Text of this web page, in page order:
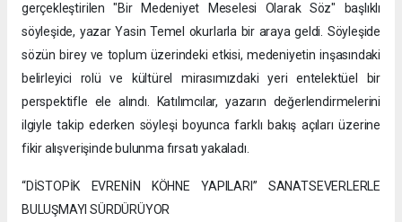
gerçekleştirilen "Bir Medeniyet Meselesi Olarak Söz" başlıklı
söyleşide, yazar Yasin Temel okurlarla bir araya geldi. Söyleşide
sözün birey ve toplum üzerindeki etkisi, medeniyetin inşasındaki
belirleyici rolü ve kültürel mirasımızdaki yeri entelektüel bir
perspektifle ele alındı. Katılımcılar, yazarın değerlendirmelerini
ilgiyle takip ederken söyleşi boyunca farklı bakış açıları üzerine
fikir alışverişinde bulunma fırsatı yakaladı.
“DİSTOPİK EVRENİN KÖHNE YAPILARI” SANATSEVERLERLE
BULUŞMAYI SÜRDÜRÜYOR